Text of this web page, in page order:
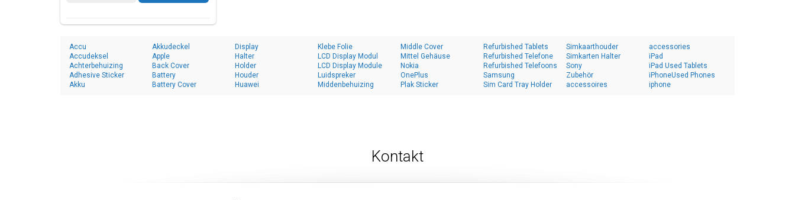
Accu
Accudeksel
Achterbehuizing
Adhesive Sticker
Akku
Akkudeckel
Apple
Back Cover
Battery
Battery Cover
Display
Halter
Holder
Houder
Huawei
Klebe Folie
LCD Display Modul
LCD Display Module
Luidspreker
Middenbehuizing
Middle Cover
Mittel Gehäuse
Nokia
OnePlus
Plak Sticker
Refurbished Tablets
Refurbished Telefone
Refurbished Telefoons
Samsung
Sim Card Tray Holder
Simkaarthouder
Simkarten Halter
Sony
Zubehör
accessoires
accessories
iPad
iPad Used Tablets
iPhoneUsed Phones
iphone
Kontakt